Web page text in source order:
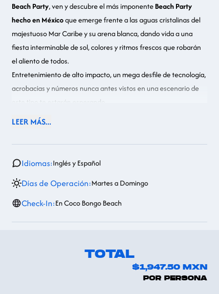
Beach Party, ven y descubre el más imponenteBeach Party
hecho en Méxicoque emerge frente a las aguas cristalinas del
majestuoso Mar Caribe y su arena blanca, dando vida a una
fiesta interminable de sol, colores y ritmos frescos que robarán
el aliento de todos.
Entretenimiento de alto impacto, un mega desfile de tecnología,
acrobacias y números nunca antes vistos en una escenario de
este tipo te estarán esperando.
¡Conoce una nueva experiencia de entretenimiento en
LEER MÁS...
Idiomas:Inglés y Español
Días de Operación:Martes a Domingo
Check-In:En Coco Bongo Beach
TOTAL
$1,947.50 MXN
POR PERSONA